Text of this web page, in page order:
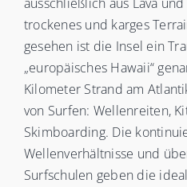
ausschließlich aus Lava
trockenes und karges
gesehen ist die Insel ein
„europäisches Hawaii“
Kilometer Strand am
von Surfen: Wellenreiten,
Skimboarding. Die
Wellenverhältnisse und
Surfschulen geben die